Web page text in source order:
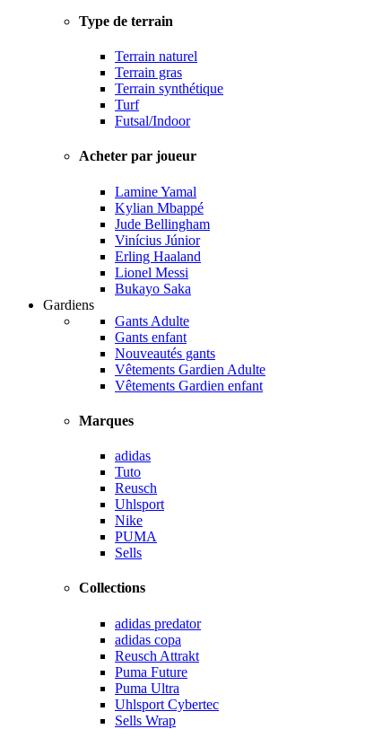
Type de terrain
Terrain naturel
Terrain gras
Terrain synthétique
Turf
Futsal/Indoor
Acheter par joueur
Lamine Yamal
Kylian Mbappé
Jude Bellingham
Vinícius Júnior
Erling Haaland
Lionel Messi
Bukayo Saka
Gardiens
Gants Adulte
Gants enfant
Nouveautés gants
Vêtements Gardien Adulte
Vêtements Gardien enfant
Marques
adidas
Tuto
Reusch
Uhlsport
Nike
PUMA
Sells
Collections
adidas predator
adidas copa
Reusch Attrakt
Puma Future
Puma Ultra
Uhlsport Cybertec
Sells Wrap